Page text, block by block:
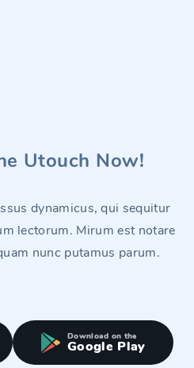
Utouch Now!
dynamicus, qui sequitur
lectorum. Mirum est notare
nunc putamus parum.
Download on the
Google Play